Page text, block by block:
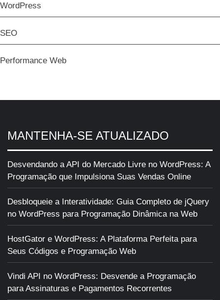
WordPress
SEO
Performance Web
MANTENHA-SE ATUALIZADO
Desvendando a API do Mercado Livre no WordPress: A
Programação que Impulsiona Suas Vendas Online
Desbloqueie a Interatividade: Guia Completo de jQuery
no WordPress para Programação Dinâmica na Web
HostGator e WordPress: A Plataforma Perfeita para
Seus Códigos e Programação Web
Vindi API no WordPress: Desvende a Programação
para Assinaturas e Pagamentos Recorrentes